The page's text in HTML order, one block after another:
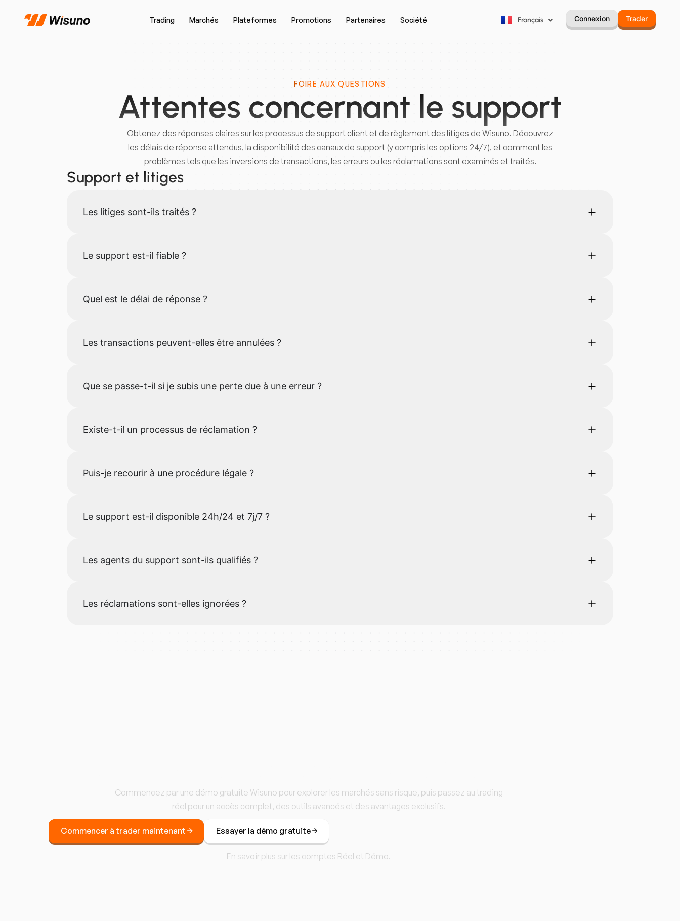
Trading Marchés Plateformes Promotions Partenaires Société Français
Português
Connexion Trader
FOIRE AUX QUESTIONS
Attentes concernant le support
Obtenez des réponses claires sur les processus de support client et de règlement des litiges de Wisuno. Découvrez
les délais de réponse attendus, la disponibilité des canaux de support (y compris les options 24/7), et comment les
problèmes tels que les inversions de transactions, les erreurs ou les réclamations sont examinés et traités.
Support et litiges
Les litiges sont-ils traités ?
Le support est-il fiable ?
Quel est le délai de réponse ?
Les transactions peuvent-elles être annulées ?
Que se passe-t-il si je subis une perte due à une erreur ?
Existe-t-il un processus de réclamation ?
Puis-je recourir à une procédure légale ?
Le support est-il disponible 24h/24 et 7j/7 ?
Les agents du support sont-ils qualifiés ?
Les réclamations sont-elles ignorées ?
Commencez par une démo gratuite Wisuno pour explorer les marchés sans risque, puis passez au trading
réel pour un accès complet, des outils avancés et des avantages exclusifs.
Commencer à trader maintenant Essayer la démo gratuite
En savoir plus sur les comptes Réel et Démo.